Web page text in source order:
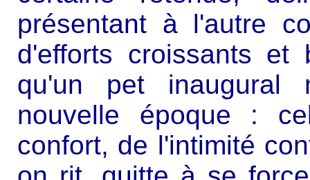
présentant à l'autre
d'efforts croissants et
qu'un pet inaugural
nouvelle époque :
confort, de l'intimité